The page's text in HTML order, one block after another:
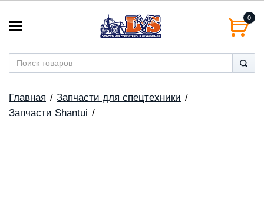
0
Главная
Запчасти для спецтехники
Запчасти Shantui